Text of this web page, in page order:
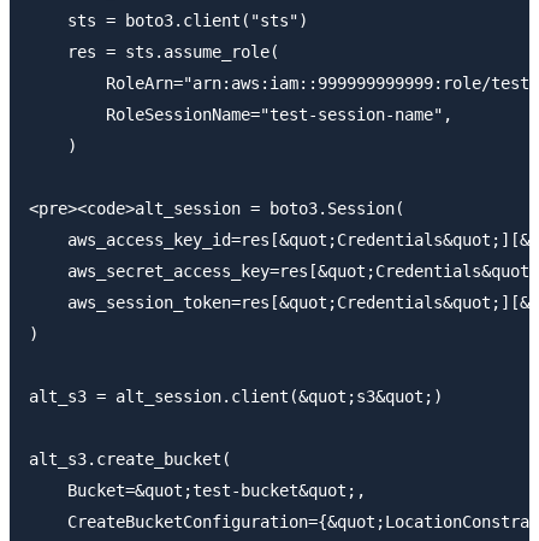
    sts = boto3.client("sts")
    res = sts.assume_role(
RoleArn="arn:aws:iam::999999999999:role/
        RoleSessionName="test-session-name",
    )
<pre><code>alt_session = boto3.Session(
)
alt_s3 = alt_session.client(&quot;s3&quot;)
alt_s3.create_bucket(
    Bucket=&quot;test-bucket&quot;,